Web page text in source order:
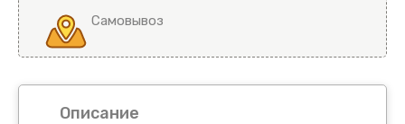
Самовывоз
Описание